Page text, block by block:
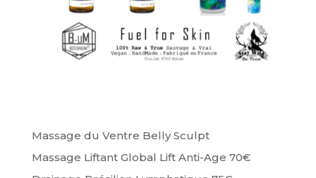
Massage du Ventre Belly Sculpt
Massage Liftant Global Lift Anti-Age 70€